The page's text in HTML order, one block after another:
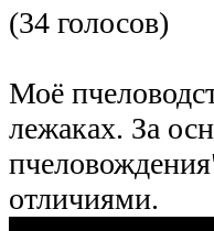
(34 голосов)
Моё
лежаках. За
отличиями.